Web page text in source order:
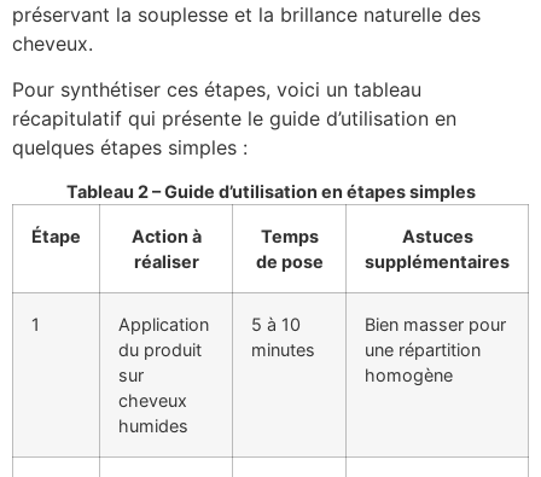
préservant la souplesse et la brillance naturelle des
cheveux.
Pour synthétiser ces étapes, voici un tableau
récapitulatif qui présente le guide d’utilisation en
quelques étapes simples :
Tableau 2 – Guide d’utilisation en étapes simples
Étape
Action à
réaliser
Temps
de pose
Astuces
supplémentaires
1
Application
du produit
sur
cheveux
humides
5 à 10
minutes
Bien masser pour
une répartition
homogène